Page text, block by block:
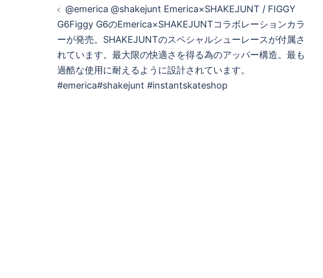
@emerica @shakejunt Emerica×SHAKEJUNT / FIGGY
G6Figgy G6のEmerica×SHAKEJUNTコラボレーションカラ
ーが発売。SHAKEJUNTのスペシャルシューレースが付属さ
れています。最大限の快適さを得る為のアッパー構造。最も
過酷な使用に耐えるように設計されています。
#emerica#shakejunt #instantskateshop